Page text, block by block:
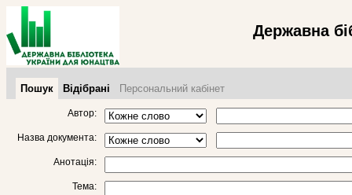
Державна
Пошук Відібрані Персональний кабінет
Автор:
Назва документа:
Анотація:
Тема: